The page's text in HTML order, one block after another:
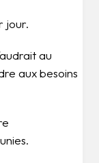
jour.
au
aux besoins